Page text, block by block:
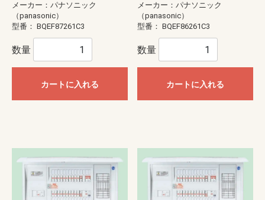
メーカー：パナソニック
（panasonic）
型番： BQEF87261C3
数量
カートに入れる
メーカー：パナソニック
（panasonic）
型番： BQEF86261C3
数量
カートに入れる